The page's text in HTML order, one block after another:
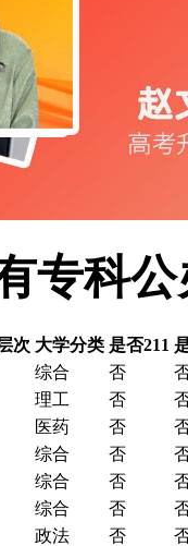
专科
次 大学分类 是否211
综合 否
理工 否
医药 否
综合 否
综合 否
综合 否
政法 否